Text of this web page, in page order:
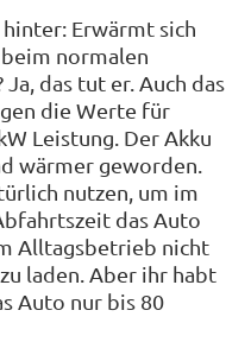
Erwärmt sich
normalen
das tut er. Auch das
die Werte für
Leistung. Der Akku
wärmer geworden.
nutzen, um im
das Auto
Alltagsbetrieb nicht
laden. Aber ihr habt
Auto nur bis 80